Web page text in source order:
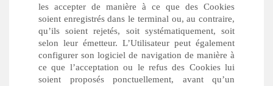
les accepter de manière à ce que des Cookies
soient enregistrés dans le terminal ou, au contraire,
qu’ils soient rejetés, soit systématiquement, soit
selon leur émetteur. L’Utilisateur peut également
configurer son logiciel de navigation de manière à
ce que l’acceptation ou le refus des Cookies lui
soient proposés ponctuellement, avant qu’un